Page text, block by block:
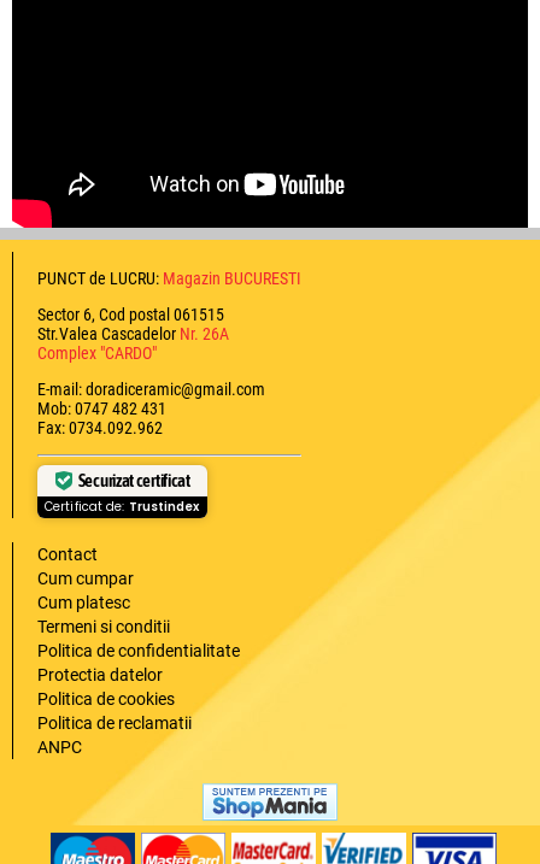
PUNCT de LUCRU: Magazin BUCURESTI
Sector 6, Cod postal 061515
Str.Valea Cascadelor Nr. 26A
Complex "CARDO"
E-mail: doradiceramic@gmail.com
Mob: 0747 482 431
Fax: 0734.092.962
Securizat certificat
Certificat de: Trustindex
Contact
Cum cumpar
Cum platesc
Termeni si conditii
Politica de confidentialitate
Protectia datelor
Politica de cookies
Politica de reclamatii
ANPC